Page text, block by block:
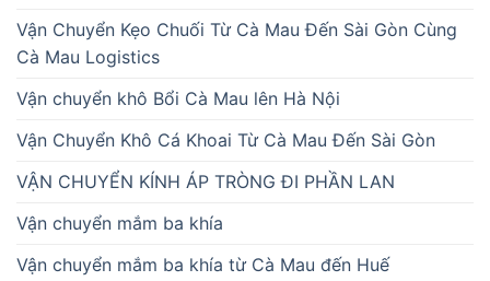
Vận Chuyển Kẹo Chuối Từ Cà Mau Đến Sài Gòn Cùng
Cà Mau Logistics
Vận chuyển khô Bổi Cà Mau lên Hà Nội
Vận Chuyển Khô Cá Khoai Từ Cà Mau Đến Sài Gòn
VẬN CHUYỂN KÍNH ÁP TRÒNG ĐI PHẦN LAN
Vận chuyển mắm ba khía
Vận chuyển mắm ba khía từ Cà Mau đến Huế